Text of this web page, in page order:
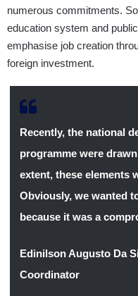
numerous commitments.
education system and
emphasise job creation
foreign investment.
Recently, the national
programme were
extent, these elements
Obviously, we wanted
because it was a
Edinilson Augusto Da
Coordinator